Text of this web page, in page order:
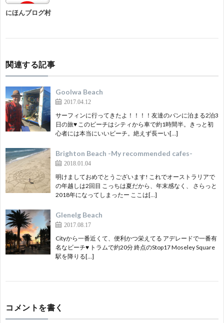
にほんブログ村
関連する記事
Goolwa Beach
2017.04.12
サーフィンに行ってきたよ！！！！友達のバンに泊まる2泊3
日の旅♥ このビーチはシティから車で約1時間半。きっと初
心者には本当にいいビーチ。絶えず長ーい[…]
Brighton Beach -My recommended cafes-
2018.01.04
明けましておめでとうございます! これでオーストラリアで
の年越しは2回目 こっちは夏だから、年末感なく、 さらっと
2018年になってしまったー ここは[…]
Glenelg Beach
2017.08.17
Cityから一番近くて、便利かつ栄えてる アデレードで一番有
名なビーチ♥ トラムで約20分 終点のStop17 Moseley Square
駅を降りる[…]
コメントを書く